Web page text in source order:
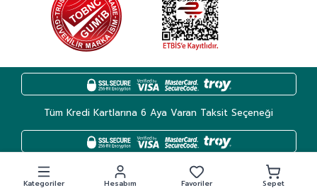
Tüm Kredi Kartlarına 6 Aya Varan Taksit Seçeneği
Kategoriler Hesabım Favoriler Sepet